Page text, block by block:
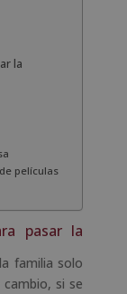
la
películas
pasar la
familia solo
si se